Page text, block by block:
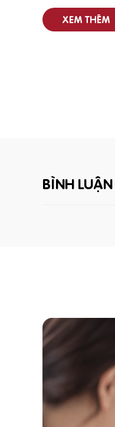
XEM THÊM
BÌNH